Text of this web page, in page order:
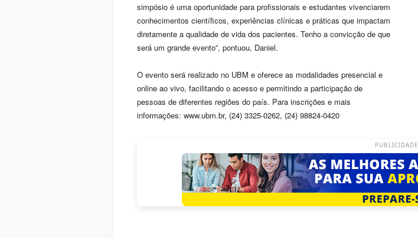
simpósio é uma oportunidade para profissionais e estudantes vivenciarem
conhecimentos científicos, experiências clínicas e práticas que impactam
diretamente a qualidade de vida dos pacientes. Tenho a convicção de que
será um grande evento”, pontuou, Daniel.
O evento será realizado no UBM e oferece as modalidades presencial e
online ao vivo, facilitando o acesso e permitindo a participação de
pessoas de diferentes regiões do país. Para inscrições e mais
informações: www.ubm.br, (24) 3325-0262, (24) 98824-0420
PUBLICIDADE